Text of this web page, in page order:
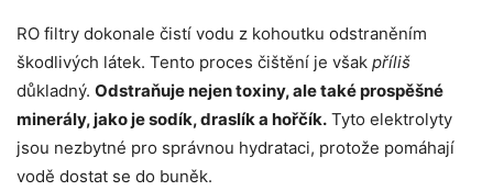
RO filtry dokonale čistí vodu z kohoutku odstraněním
škodlivých látek. Tento proces čištění je však příliš
důkladný. Odstraňuje nejen toxiny, ale také prospěšné
minerály, jako je sodík, draslík a hořčík. Tyto elektrolyty
jsou nezbytné pro správnou hydrataci, protože pomáhají
vodě dostat se do buněk.